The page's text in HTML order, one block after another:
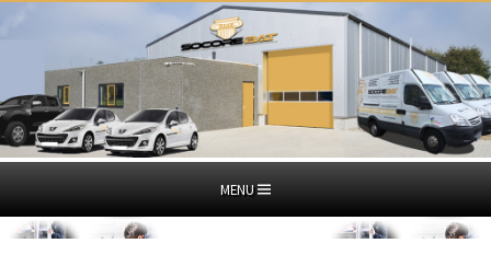
MENU